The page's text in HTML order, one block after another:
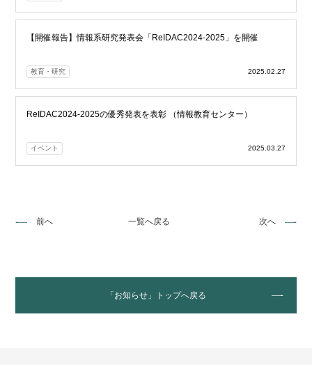
【開催報告】情報系研究発表会「ReIDAC2024-2025」を開催
教育・研究 2025.02.27
ReIDAC2024-2025の優秀発表を表彰 （情報教育センター）
イベント 2025.03.27
前へ 一覧へ戻る 次へ
「お知らせ」トップへ戻る